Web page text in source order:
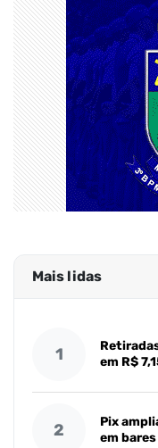
Mais lidas
1
em R$
2
Pix
em